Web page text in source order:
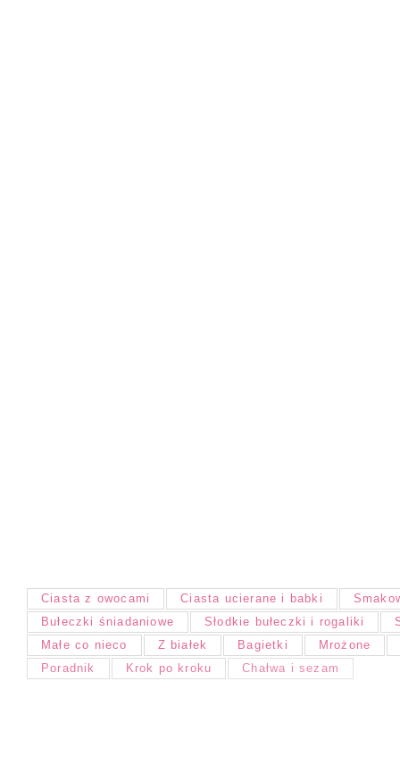
Ciasta z owocami Ciasta ucierane i babki
Bułeczki śniadaniowe
Słodkie bułeczki i rogaliki
Małe co nieco
Z białek Bagietki
Mrożone
Poradnik
Krok po kroku Chałwa i sezam